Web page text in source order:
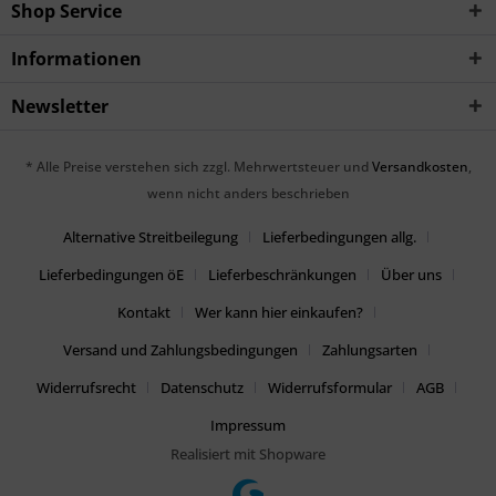
Shop Service
Informationen
Newsletter
* Alle Preise verstehen sich zzgl. Mehrwertsteuer und Versandkosten,
wenn nicht anders beschrieben
Alternative Streitbeilegung
Lieferbedingungen allg.
Lieferbedingungen öE
Lieferbeschränkungen
Über uns
Kontakt
Wer kann hier einkaufen?
Versand und Zahlungsbedingungen
Zahlungsarten
Widerrufsrecht
Datenschutz Widerrufsformular
AGB
Impressum
Realisiert mit Shopware